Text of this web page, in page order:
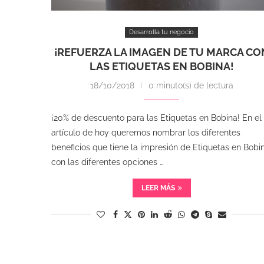
Desarrolla tu negocio
¡REFUERZA LA IMAGEN DE TU MARCA
LAS ETIQUETAS EN BOBINA!
18/10/2018 0 minuto(s) de lectura
¡20% de descuento para las Etiquetas en Bobina! En el
artículo de hoy queremos nombrar los diferentes
beneficios que tiene la impresión de Etiquetas en
con las diferentes opciones …
LEER MÁS